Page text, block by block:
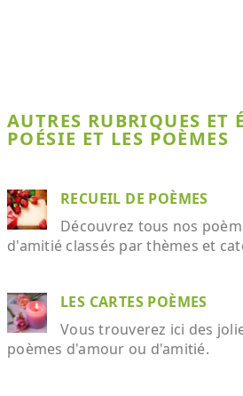
AUTRES RUBRIQUES ET
POÉSIE ET LES POÈMES
RECUEIL DE POÈMES
Découvrez tous nos
d'amitié classés par thèmes et
LES CARTES POÈMES
Vous trouverez ici des
poèmes d'amour ou d'amitié.